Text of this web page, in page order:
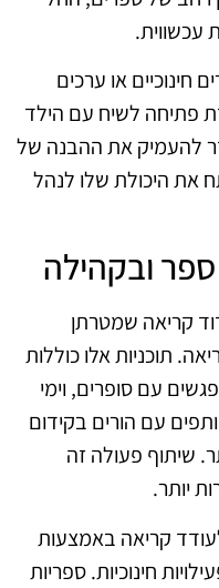
עכשווית.
חינוכיים או ערכים
פתיחה לשיח עם הילד
להעמיק את ההבנה של
את היכולת שלו לנהל
ובקהילה
קריאה שמטרתן
תוכניות אלו כוללות
עם סופרים, וימי
עם הורים בקידום
שיתוף פעולה זה
יותר.
קריאה באמצעות
חינוכיות. ספריות